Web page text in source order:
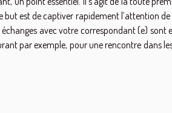
est de captiver rapidement l’attention
avec votre correspondant (e) sont
par exemple, pour une rencontre dans